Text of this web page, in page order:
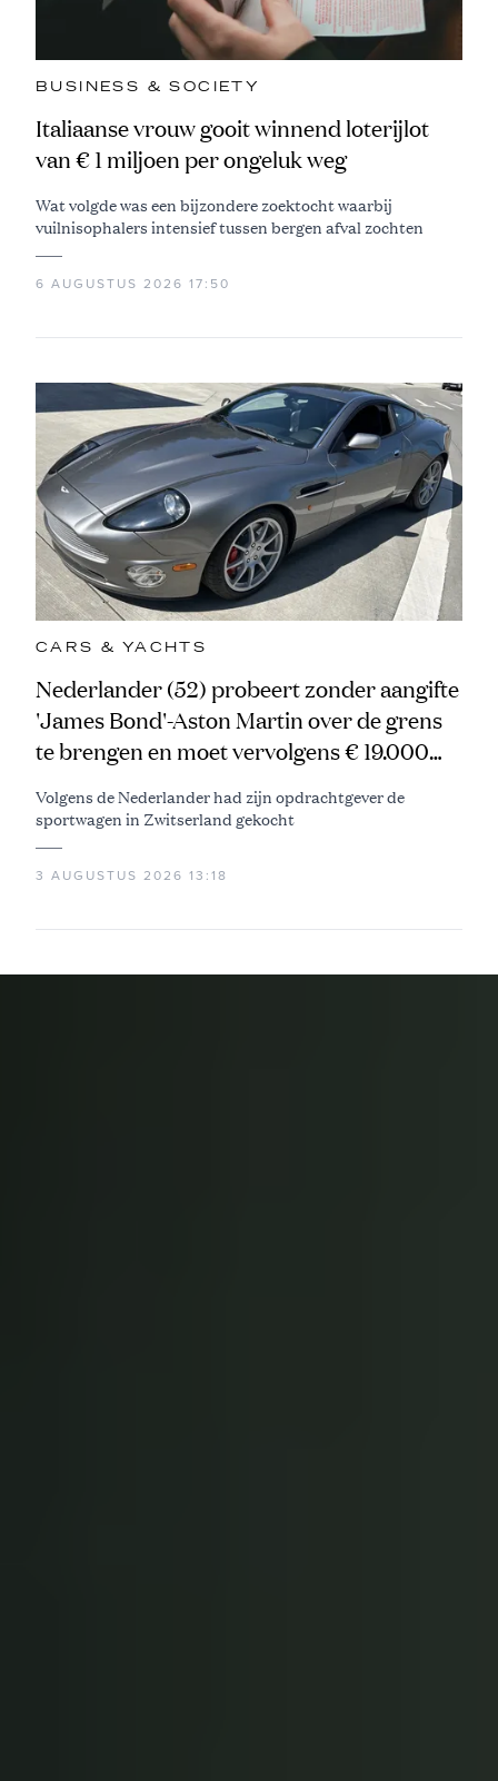
BUSINESS & SOCIETY
Italiaanse vrouw gooit winnend loterijlot
van € 1 miljoen per ongeluk weg
Wat volgde was een bijzondere zoektocht waarbij
vuilnisophalers intensief tussen bergen afval zochten
6 AUGUSTUS 2026 17:50
CARS & YACHTS
Nederlander (52) probeert zonder aangifte
'James Bond'-Aston Martin over de grens
te brengen en moet vervolgens € 19.000
Volgens de Nederlander had zijn opdrachtgever de
sportwagen in Zwitserland gekocht
3 AUGUSTUS 2026 13:18